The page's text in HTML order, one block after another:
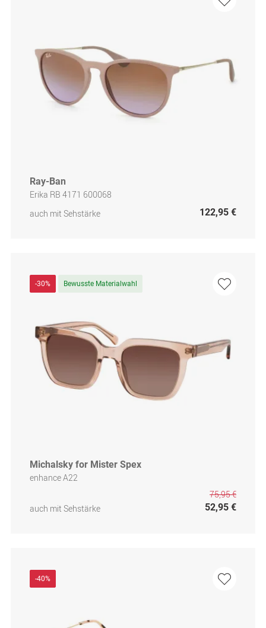
Ray-Ban
Erika RB 4171 600068
auch mit Sehstärke
122,95 €
-30% Bewusste Materialwahl
Michalsky for Mister Spex
enhance A22
auch mit Sehstärke
75,95 €
52,95 €
-40%